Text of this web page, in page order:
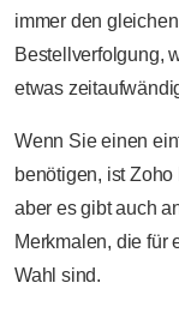
immer den
Bestellverfolgung,
etwas
Wenn Sie einen
benötigen, ist
aber es gibt auch
Merkmalen, die für
Wahl sind.